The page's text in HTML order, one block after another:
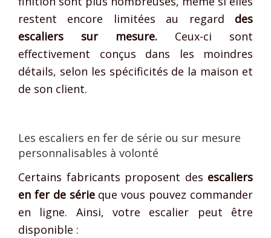
restent encore limitées au regard des
escaliers sur mesure. Ceux-ci sont
effectivement conçus dans les moindres
détails, selon les spécificités de la maison et
de son client.
Les escaliers en fer de série ou sur mesure
personnalisables à volonté
Certains fabricants proposent des escaliers
en fer de sérieque vous pouvez commander
en ligne. Ainsi, votre escalier peut être
disponible :